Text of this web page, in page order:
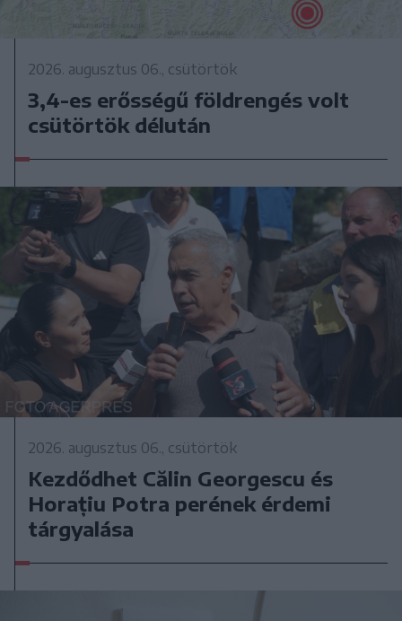
2026. augusztus 06., csütörtök
3,4-es erősségű földrengés volt
csütörtök délután
2026. augusztus 06., csütörtök
Kezdődhet Călin Georgescu és
Horațiu Potra perének érdemi
tárgyalása